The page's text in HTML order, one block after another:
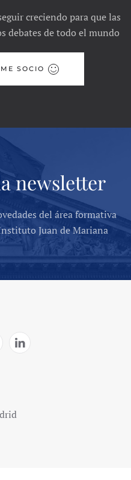
creciendo para que las
debates de todo el mundo
SOCIO
newsletter
del área formativa
Juan de Mariana